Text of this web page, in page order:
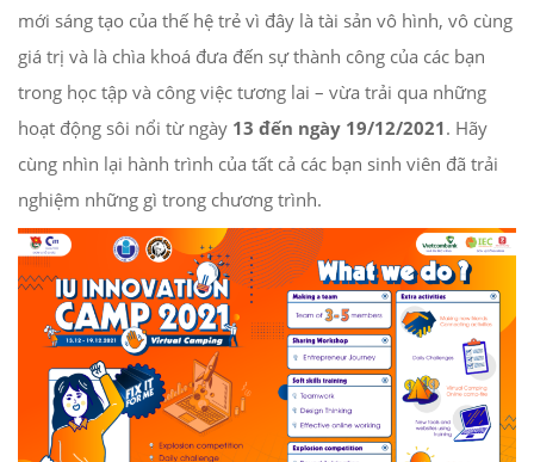
mới sáng tạo của thế hệ trẻ vì đây là tài sản vô hình, vô cùng
giá trị và là chìa khoá đưa đến sự thành công của các bạn
trong học tập và công việc tương lai – vừa trải qua những
hoạt động sôi nổi từ ngày 13 đến ngày 19/12/2021. Hãy
cùng nhìn lại hành trình của tất cả các bạn sinh viên đã trải
nghiệm những gì trong chương trình.